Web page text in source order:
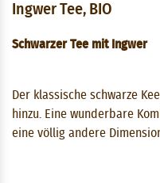
Ingwer Tee, BIO
Schwarzer Tee mit Ingwer
Der klassische schwarze
hinzu. Eine wunderbare
eine völlig andere